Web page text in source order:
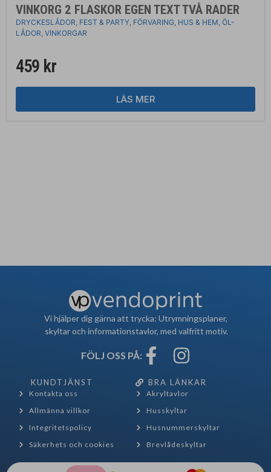
VINKORG 2 FLASKOR EGEN TEXT TVÅ RADER
DRYCKESLÅDOR FEST & PARTY FÖRVARING HUS & HEM ÖL-
LÅDOR VINKORGAR
459 kr
LÄS MER
Vi hjälper dig gärna att trycka: Utrymningsplaner,
skyltar och informationstavlor, med valfritt motiv.
FÖLJ OSS PÅ:
KUNDTJÄNST
Kontakta oss
Allmänna villkor
Integritetspolicy
Säkerhets och cookies
BRA LÄNKAR
Akryltavlor
Husskyltar
Husnummerskyltar
Brevlådeskyltar